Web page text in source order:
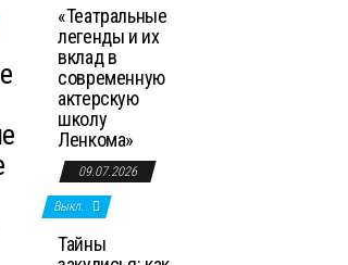
«Театральные
легенды и их
вклад в
современную
актерскую
школу
Ленкома»
09.07.2026
Выкл.
Тайны